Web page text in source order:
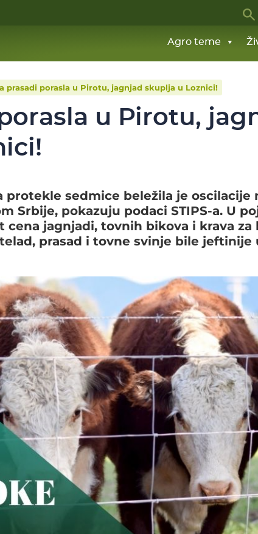
Agro teme
prasadi porasla u Pirotu, jagnjad skuplja u Loznici!
u Pirotu,
protekle sedmice beležila je oscilacije
Srbije, pokazuju podaci STIPS-a. U
cena jagnjadi, tovnih bikova i krava za
prasad i tovne svinje bile jeftinije